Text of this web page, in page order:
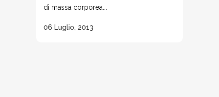
di massa corporea...
06 Luglio, 2013